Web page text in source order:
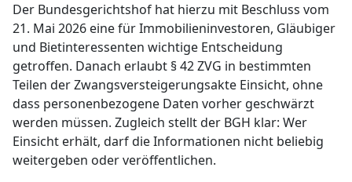
Der Bundesgerichtshof hat hierzu mit Beschluss vom
21. Mai 2026 eine für Immobilieninvestoren, Gläubiger
und Bietinteressenten wichtige Entscheidung
getroffen. Danach erlaubt § 42 ZVG in bestimmten
Teilen der Zwangsversteigerungsakte Einsicht, ohne
dass personenbezogene Daten vorher geschwärzt
werden müssen. Zugleich stellt der BGH klar: Wer
Einsicht erhält, darf die Informationen nicht beliebig
weitergeben oder veröffentlichen.